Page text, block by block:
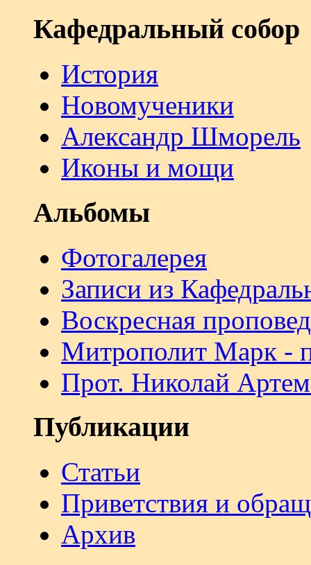
Кафедральный собор
История
Новомученики
Александр Шморель
Иконы и мощи
Альбомы
Фотогалерея
Записи из
Воскресная
Митрополит Марк -
Прот. Николай
Публикации
Статьи
Приветствия и
Архив